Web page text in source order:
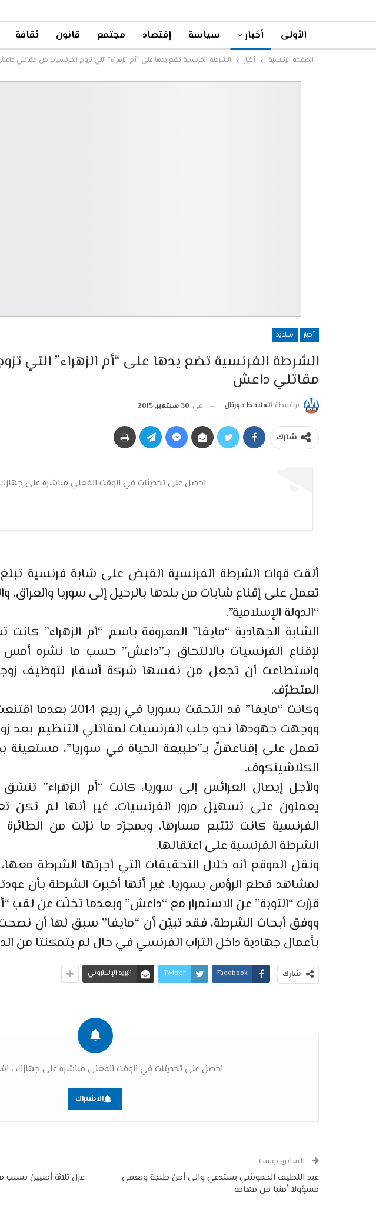
الأولى أخبار سياسة إقتصاد مجتمع قانون ثقافة
الصفحة الرئيسية أخبار الشرطة الفرنسية تضع يدها على “أم الزهراء” التي تزوج الفرنسيات من مقاتلي
أخبار سلايد
الشرطة الفرنسية تضع يدها على “أم الزهراء” التي
مقاتلي داعش
بواسطة الملاحظ جورنال في 30 سبتمبر, 2015
شارك
احصل على تحديثات في الوقت الفعلي مباشرة على جهازك
تعمل على إقناع شابات من بلدها بالرحيل إلى سوريا والعراق،
“الدولة الإسلامية”.
الشابة الجهادية “مايفا” المعروفة باسم “أم الزهراء”
واستطاعت أن تجعل من نفسها شركة أسفار لتوظيف
المتطرّف.
وكانت “مايفا” قد التحقت
ووجهت جهودها نحو جلب الفرنسيات لمقاتلي التنظيم بعد
تعمل على إقناعهنّ بـ”طبيعة الحياة في سوريا”،
الكلاشينكوف.
ولأجل إيصال العرائس إلى سوريا، كانت “أم الزهراء”
يعملون على تسهيل مرور الفرنسيات، غير أنها لم تكن
الفرنسية كانت تتتبع مسارها، وبمجرّد ما نزلت من
الشرطة الفرنسية على اعتقالها.
ونقل الموقع أنه خلال التحقيقات التي أجرتها الشرطة
لمشاهد قطع الرؤس بسوريا، غير أنها أخبرت الشرطة بأن
قرّرت “التوبة” عن الاستمرار مع “داعش” وبعدما تخلّت عن لقب “أم
ووفق أبحاث الشرطة، فقد تبيّن أن “مايفا” سبق لها أن نصحت
بأعمال جهادية داخل التراب الفرنسي في حال لم يتمكنتا من
شارك Facebook
Twitter البريد الإلكتروني
احصل على تحديثات في الوقت الفعلي مباشرة على جهازك ،
الاشتراك
السابق بوست
عبد اللطيف الحموشي يستدعي والي أمن طنجة ويعفي
مسؤولا أمنيا من مهامه
عزل ثلاثة أمنيين